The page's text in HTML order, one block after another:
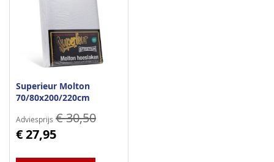
Superieur Molton
70/80x200/220cm
Adviesprijs € 30,50
€ 27,95